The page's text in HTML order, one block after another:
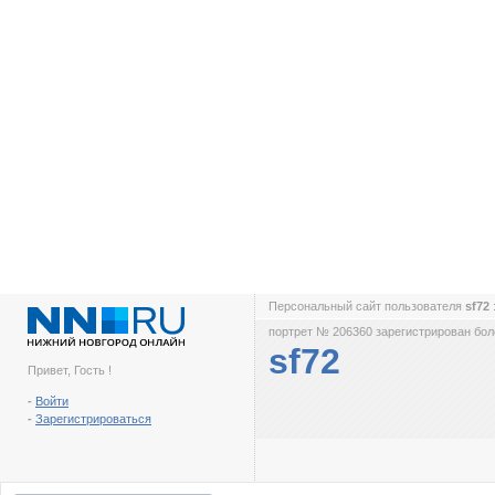
Привет, Гость !
- Войти
- Зарегистрироваться
Персональный сайт пользователя sf72
портрет № 206360 зарегистрирован
sf72